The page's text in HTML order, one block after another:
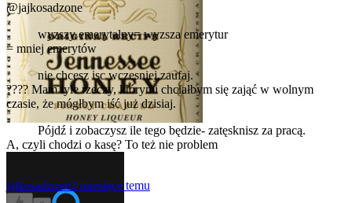
@jajkosadzone
wyzszy emerytalny= wyzsza emerytur
= mniej emerytów
nie chcesz isc wczesniej,zaufaj.
???? Mam tyle rzeczy, którymi chciałbym się zająć w wolnym
czasie, że mógłbym iść już dzisiaj.
Pójdź i zobaczysz ile tego będzie- zatęsknisz za pracą.
A, czyli chodzi o kasę? To też nie problem
jajkosadzone2 miesiące temu